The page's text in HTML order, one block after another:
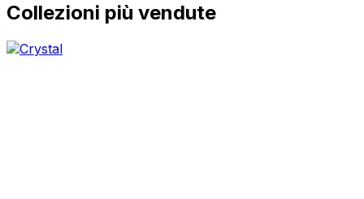
Collezioni più vendute